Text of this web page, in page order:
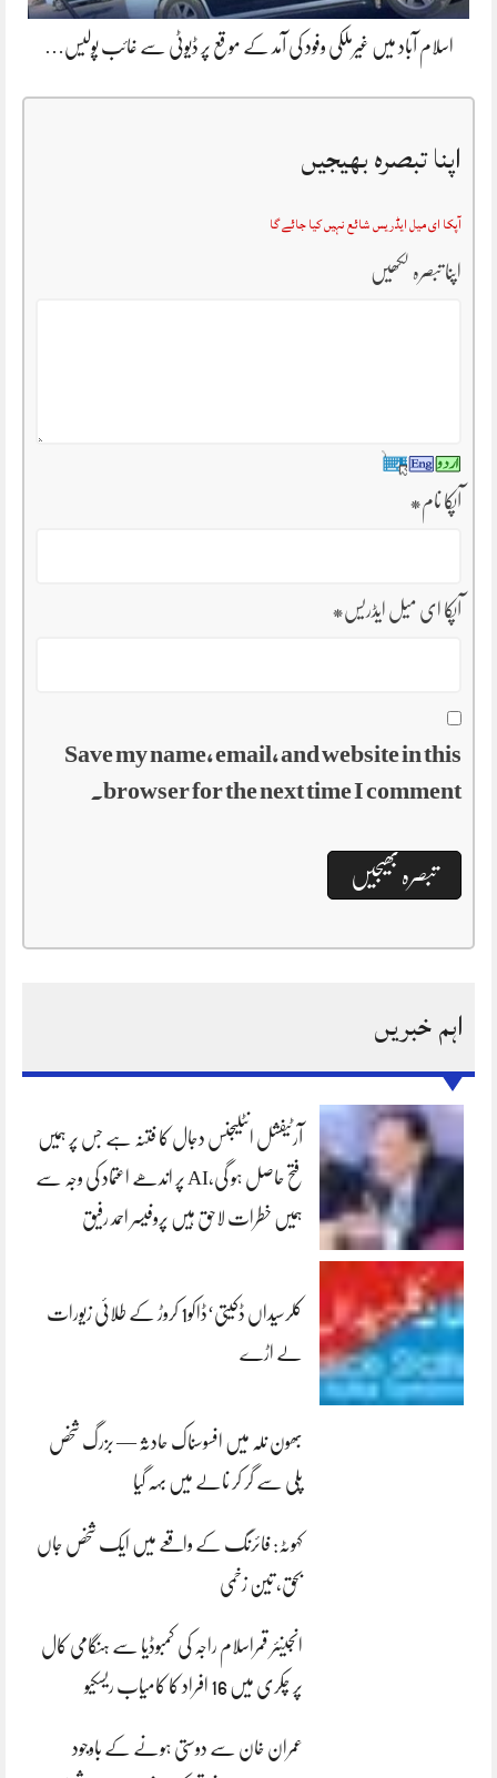
اسلام آباد میں غیرملکی وفود کی آمد کے موقع پر ڈیوٹی سے غائب پولیس…
اپنا تبصرہ بھیجیں
آپکا ای میل ایڈریس شائع نہیں کیا جائے گا
اپنا تبصرہ لکھیں
آپکا نام*
آپکا ای میل ایڈریس*
Save my name, email, and website in this
browser for the next time I comment.
اہم خبریں
آرٹیفشل انٹلیجنس دجال کا فتنہ ہے جس پر ہمیں
فتح حاصل ہو گی،AI پر اندھے اعتماد کی وجہ سے
ہمیں خطرات لاحق ہیں پروفیسر احمد رفیق
کلرسیداں ڈکیتی‘ڈاکو1 کروڑ کے طلائی زیورات
لے اڑے
بھون نلہ میں افسوسناک حادثہ — بزرگ شخص
پلی سے گر کر نالے میں بہہ گیا
کہوٹہ: فائرنگ کے واقعے میں ایک شخص جاں
بحق، تین زخمی
انجینئر قمراسلام راجہ کی کمبوڈیا سے ہنگامی کال
پر چکری میں 16 افراد کا کامیاب ریسکیو
عمران خان سے دوستی ہونے کے باوجود